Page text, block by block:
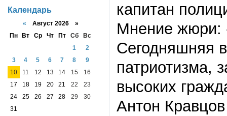
капитан
Мнение жюри:
Сегодняшняя
патриотизма,
высоких
Антон
Календарь
« Август 2026 »
Пн
Вт Ср Чт Пт Сб
Вс
1
2
3
4 5 6 7 8
9
10
11 12 13 14 15
16
17
18 19 20 21 22
23
24
25 26 27 28 29
30
31